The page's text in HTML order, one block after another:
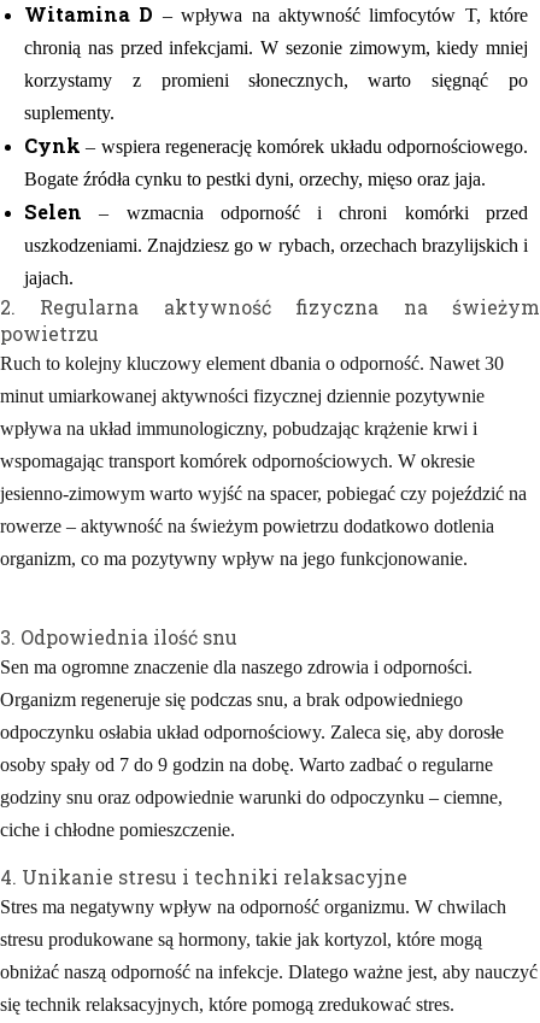
Witamina D – wpływa na aktywność limfocytów T, które
chronią nas przed infekcjami. W sezonie zimowym, kiedy mniej
korzystamy z promieni słonecznych, warto sięgnąć po
suplementy.
Cynk – wspiera regenerację komórek układu odpornościowego.
Bogate źródła cynku to pestki dyni, orzechy, mięso oraz jaja.
Selen – wzmacnia odporność i chroni komórki przed
uszkodzeniami. Znajdziesz go w rybach, orzechach brazylijskich i
jajach.
2. Regularna aktywność fizyczna na świeżym
powietrzu
Ruch to kolejny kluczowy element dbania o odporność. Nawet 30
minut umiarkowanej aktywności fizycznej dziennie pozytywnie
wpływa na układ immunologiczny, pobudzając krążenie krwi i
wspomagając transport komórek odpornościowych. W okresie
jesienno-zimowym warto wyjść na spacer, pobiegać czy pojeździć na
rowerze – aktywność na świeżym powietrzu dodatkowo dotlenia
organizm, co ma pozytywny wpływ na jego funkcjonowanie.
3. Odpowiednia ilość snu
Sen ma ogromne znaczenie dla naszego zdrowia i odporności.
Organizm regeneruje się podczas snu, a brak odpowiedniego
odpoczynku osłabia układ odpornościowy. Zaleca się, aby dorosłe
osoby spały od 7 do 9 godzin na dobę. Warto zadbać o regularne
godziny snu oraz odpowiednie warunki do odpoczynku – ciemne,
ciche i chłodne pomieszczenie.
4. Unikanie stresu i techniki relaksacyjne
Stres ma negatywny wpływ na odporność organizmu. W chwilach
stresu produkowane są hormony, takie jak kortyzol, które mogą
obniżać naszą odporność na infekcje. Dlatego ważne jest, aby nauczyć
się technik relaksacyjnych, które pomogą zredukować stres.